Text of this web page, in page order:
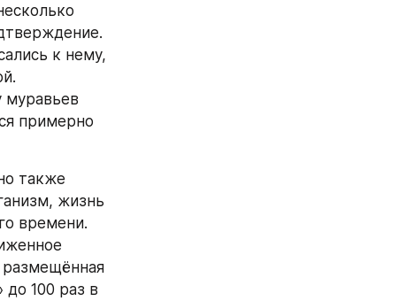
к нему,
муравьев
примерно
также
жизнь
времени.
размещённая
до 100 раз в